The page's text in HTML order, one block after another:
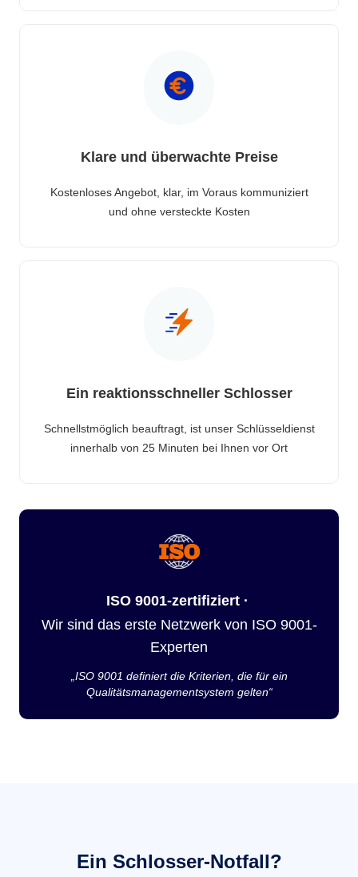
Klare und überwachte Preise
Kostenloses Angebot, klar, im Voraus kommuniziert
und ohne versteckte Kosten
Ein reaktionsschneller Schlosser
Schnellstmöglich beauftragt, ist unser Schlüsseldienst
innerhalb von 25 Minuten bei Ihnen vor Ort
ISO 9001-zertifiziert ·
Wir sind das erste Netzwerk von ISO 9001-
Experten
„ISO 9001 definiert die Kriterien, die für ein
Qualitätsmanagementsystem gelten“
Ein Schlosser-Notfall?